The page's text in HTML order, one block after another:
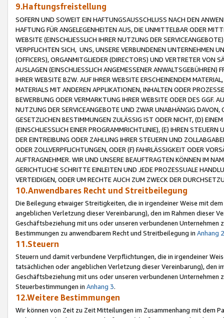
9.Haftungsfreistellung
SOFERN UND SOWEIT EIN HAFTUNGSAUSSCHLUSS NACH DEN
HAFTUNG FÜR ANGELEGENHEITEN AUS, DIE UNMITTELBAR ODER
WEBSITE (EINSCHLIESSLICH IHRER NUTZUNG DER
VERPFLICHTEN SICH, UNS, UNSERE VERBUNDENEN UNTERNEHMEN
(OFFICERS), ORGANMITGLIEDER (DIRECTORS) UND VERTRETER VON
AUSLAGEN (EINSCHLIESSLICH ANGEMESSENER
IHRER WEBSITE BZW. AUF IHRER WEBSITE ERSCHEINENDEM
MATERIALS MIT ANDEREN APPLIKATIONEN, INHALTEN ODER
BEWERBUNG ODER VERMARKTUNG IHRER WEBSITE ODER DES GGF.
NUTZUNG DER SERVICEANGEBOTE UND ZWAR UNABHÄNGIG
GESETZLICHEN BESTIMMUNGEN ZULÄSSIG IST ODER NICHT, (D)
(EINSCHLIESSLICH EINER PROGRAMMRICHTLINIE), (E) IHREN
DER EINTREIBUNG ODER ZAHLUNG IHRER STEUERN UND
ODER ZOLLVERPFLICHTUNGEN, ODER (F) FAHRLÄSSIGKEIT ODER
AUFTRAGNEHMER. WIR UND UNSERE BEAUFTRAGTEN KÖNNEN IM
GERICHTLICHE SCHRITTE EINLEITEN UND JEDE PROZESSUALE
VERTEIDIGEN, ODER UM RECHTE AUCH ZUM ZWECK DER
10.Anwendbares Recht und Streitbeilegung
Die Beilegung etwaiger Streitigkeiten, die in irgendeiner Weise mit
angeblichen Verletzung dieser Vereinbarung), den im Rahmen dieser
Geschäftsbeziehung mit uns oder unseren verbundenen
Bestimmungen zu anwendbarem Recht und Streitbeilegung in Anhang 2
11.Steuern
Steuern und damit verbundene Verpflichtungen, die in irgendeiner
tatsächlichen oder angeblichen Verletzung dieser Vereinbarung), den
Geschäftsbeziehung mit uns oder unseren verbundenen
Steuerbestimmungen in Anhang 3.
12.Weitere Bestimmungen
Wir können von Zeit zu Zeit Mitteilungen im Zusammenhang mit dem